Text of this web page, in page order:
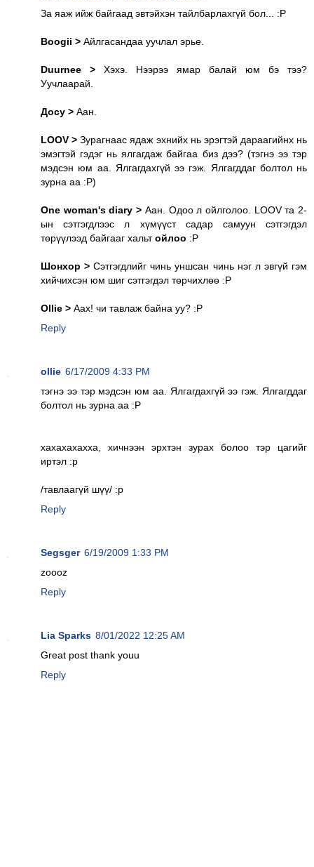
За яаж ийж байгаад эвтэйхэн тайлбарлахгүй бол... :P
Boogii > Айлгасандаа уучлал эрье.
Duurnee > Хэхэ. Нээрээ ямар балай юм бэ тээ?
Уучлаарай.
Досу > Аан.
LOOV > Зурагнаас ядаж эхнийх нь эрэгтэй дараагийнх нь
эмэгтэй гэдэг нь ялгагдаж байгаа биз дээ? (тэгнэ ээ тэр
мэдсэн юм аа. Ялгагдахгүй ээ гэж. Ялгагддаг болтол нь
зурна аа :P)
One woman's diary > Аан. Одоо л ойлголоо. LOOV та 2-
ын сэтгэгдлээс л хүмүүст садар самуун сэтгэгдэл
төрүүлээд байгааг хальтойлоо :P
Шонхор > Сэтгэгдлийг чинь уншсан чинь нэг л эвгүй гэм
хийчихсэн юм шиг сэтгэгдэл төрчихлөө :P
Ollie > Аах! чи тавлаж байна уу? :P
Reply
ollie 6/17/2009 4:33 PM
тэгнэ ээ тэр мэдсэн юм аа. Ялгагдахгүй ээ гэж. Ялгагддаг
болтол нь зурна аа :P
хахахахахха, хичнээн эрхтэн зурах болоо тэр цагийг
иртэл :р
/тавлаагүй шүү/ :р
Reply
Segsger 6/19/2009 1:33 PM
zoooz
Reply
Lia Sparks 8/01/2022 12:25 AM
Great post thank youu
Reply